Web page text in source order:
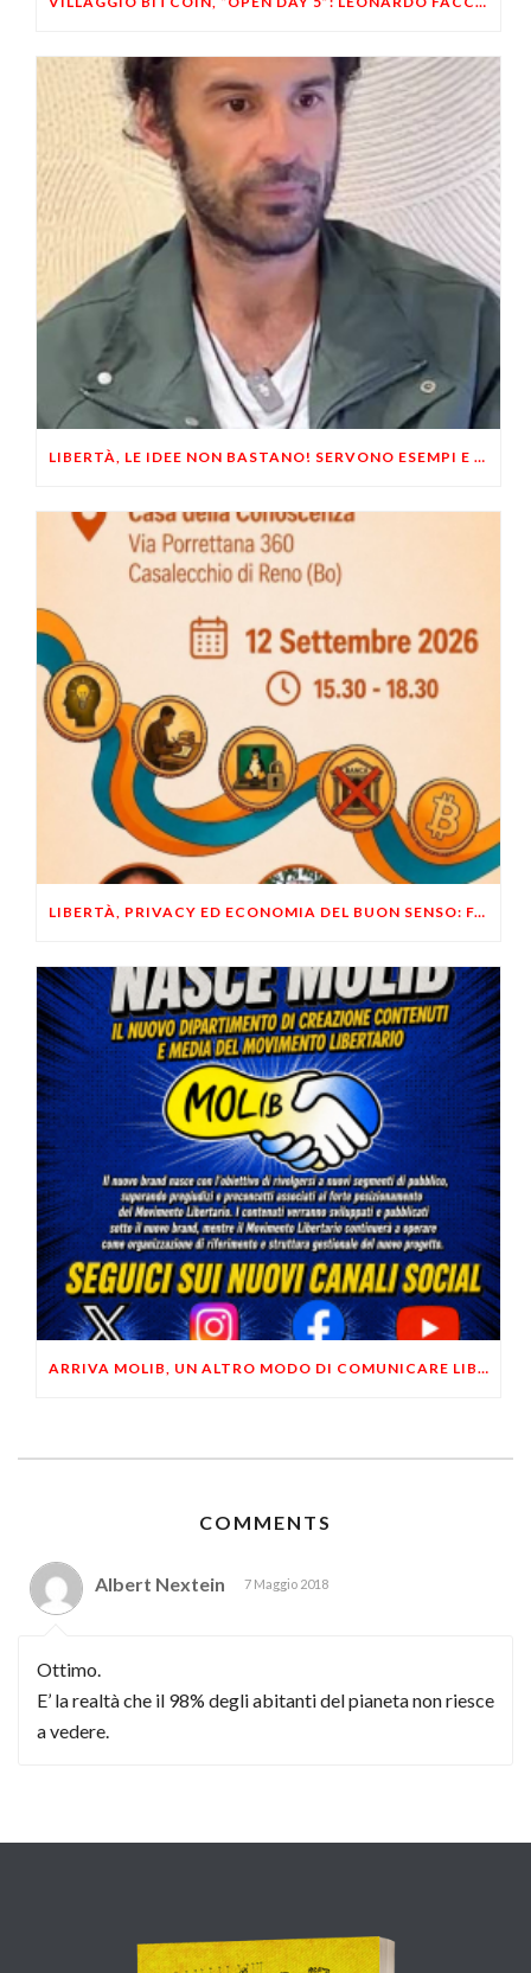
LIBERTÀ, LE IDEE NON BASTANO! SERVONO ESEMPI E UN PO’ DI COERENZA
LIBERTÀ, PRIVACY ED ECONOMIA DEL BUON SENSO: FACCO E MUSUMECI A CASALECCHIO DI RENO (BO)
ARRIVA MOLIB, UN ALTRO MODO DI COMUNICARE LIBERTARIO
COMMENTS
Albert Nextein 7 Maggio 2018
Ottimo.
E’ la realtà che il 98% degli abitanti del pianeta non riesce
a vedere.